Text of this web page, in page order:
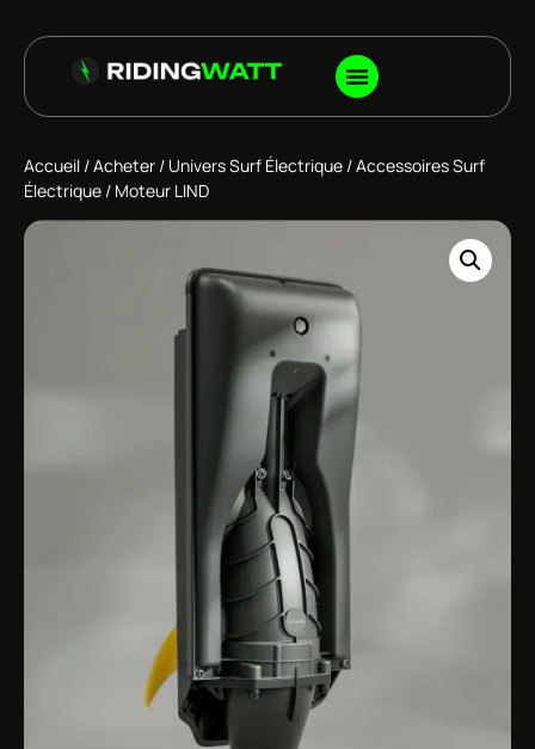
Accueil /Acheter / Univers Surf Électrique /Accessoires Surf
Électrique / Moteur LIND